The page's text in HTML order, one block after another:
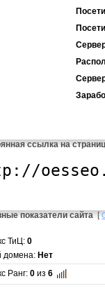
ссылка на
показатели сайта [
ТиЦ: 0
домена: Нет
Ранг: 0 из 6